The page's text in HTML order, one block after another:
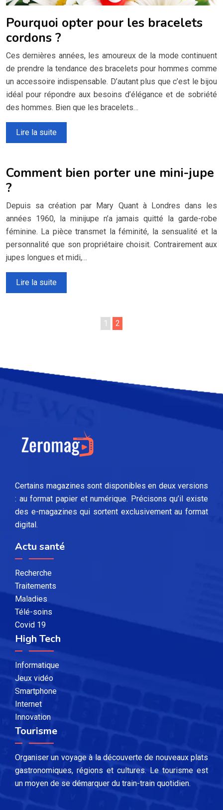
Pourquoi opter pour les bracelets
cordons ?
Ces dernières années, les amoureux de la mode continuent
de prendre la tendance des bracelets pour hommes comme
un accessoire indispensable. D’autant plus que c’est le bijou
idéal pour répondre aux besoins d’élégance et de sobriété
des hommes. Bien que les bracelets…
Lire la suite
Comment bien porter une mini-jupe
?
Depuis sa création par Mary Quant à Londres dans les
années 1960, la minijupe n’a jamais quitté la garde-robe
féminine. La pièce transmet la féminité, la sensualité et la
personnalité que son propriétaire choisit. Contrairement aux
jupes longues et midi,…
Lire la suite
1 2
Certains magazines sont disponibles en deux versions
: au format papier et numérique. Précisons qu’il existe
des e-magazines qui sortent exclusivement au format
digital.
Actu santé
Recherche
Traitements
Maladies
Télé-soins
Covid 19
High Tech
Informatique
Jeux vidéo
Smartphone
Internet
Innovation
Tourisme
Organiser un voyage à la découverte de nouveaux plats
gastronomiques, régions et cultures. Le tourisme est
un moyen de se démarquer du train-train quotidien.